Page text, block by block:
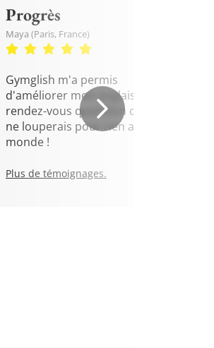
Progrès
Maya (Paris, France)
Gymglish m'a permis
d'améliorer mon anglais. Un
rendez-vous quotidien que je
ne louperais pour rien au
monde !
Plus de témoignages.